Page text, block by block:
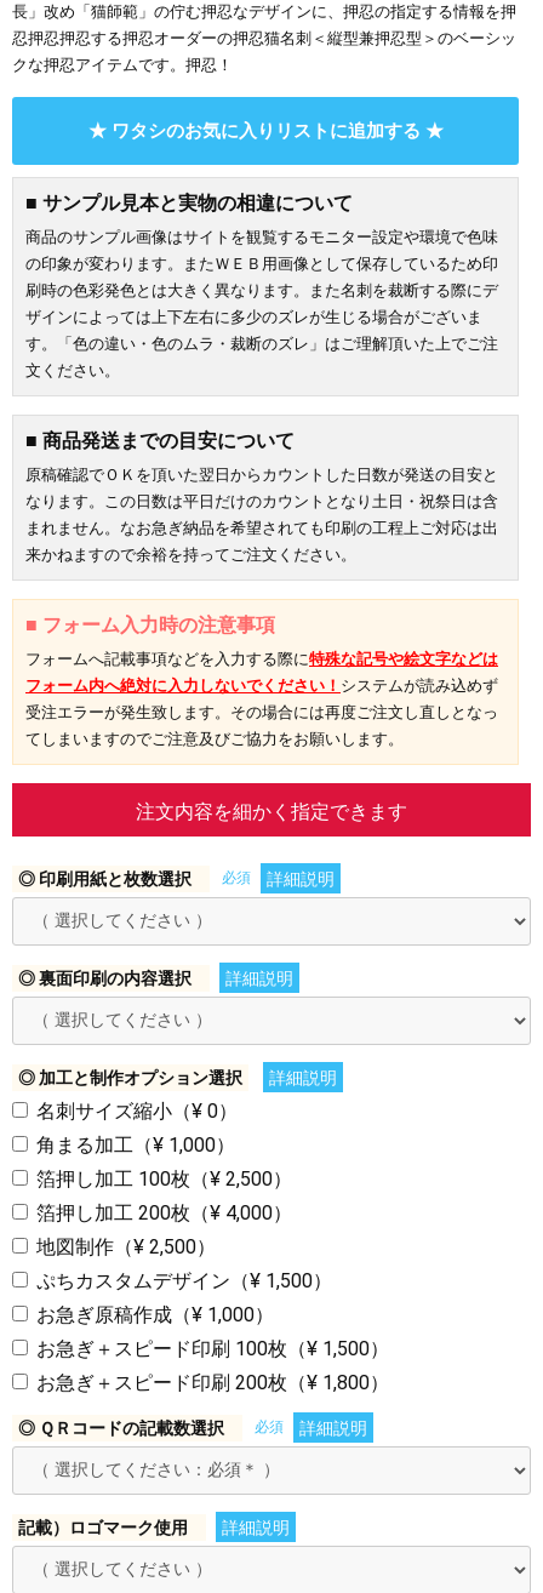
長」改め「猫師範」の佇む押忍なデザインに、押忍の指定する情報を押
忍押忍押忍する押忍オーダーの押忍猫名刺＜縦型兼押忍型＞のベーシッ
クな押忍アイテムです。押忍！
★ ワタシのお気に入りリストに追加する ★
■ サンプル見本と実物の相違について
商品のサンプル画像はサイトを観覧するモニター設定や環境で色味
の印象が変わります。またＷＥＢ用画像として保存しているため印
刷時の色彩発色とは大きく異なります。また名刺を裁断する際にデ
ザインによっては上下左右に多少のズレが生じる場合がございま
す。「色の違い・色のムラ・裁断のズレ」はご理解頂いた上でご注
文ください。
■ 商品発送までの目安について
原稿確認でＯＫを頂いた翌日からカウントした日数が発送の目安と
なります。この日数は平日だけのカウントとなり土日・祝祭日は含
まれません。なお急ぎ納品を希望されても印刷の工程上ご対応は出
来かねますので余裕を持ってご注文ください。
■ フォーム入力時の注意事項
フォームへ記載事項などを入力する際に特殊な記号や絵文字などは
フォーム内へ絶対に入力しないでください！ システムが読み込めず
受注エラーが発生致します。その場合には再度ご注文し直しとなっ
てしまいますのでご注意及びご協力をお願いします。
注文内容を細かく指定できます
◎ 印刷用紙と枚数選択 必須 詳細説明
◎ 裏面印刷の内容選択 詳細説明
◎ 加工と制作オプション選択 詳細説明
名刺サイズ縮小（¥ 0）
角まる加工（¥ 1,000）
箔押し加工 100枚（¥ 2,500）
箔押し加工 200枚（¥ 4,000）
地図制作（¥ 2,500）
ぷちカスタムデザイン（¥ 1,500）
お急ぎ原稿作成（¥ 1,000）
お急ぎ＋スピード印刷 100枚（¥ 1,500）
お急ぎ＋スピード印刷 200枚（¥ 1,800）
◎ ＱＲコードの記載数選択 必須 詳細説明
記載）ロゴマーク使用 詳細説明